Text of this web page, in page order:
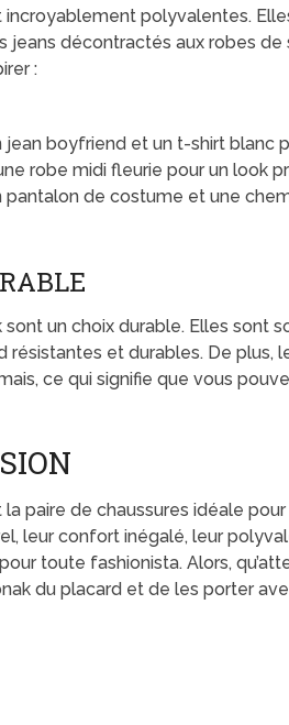
incroyablement polyvalentes.
jeans décontractés aux robes de
:
jean boyfriend et un t-shirt blanc
robe midi fleurie pour un look
pantalon de costume et une
sont un choix durable. Elles sont
résistantes et durables. De plus,
ce qui signifie que vous
la paire de chaussures idéale
leur confort inégalé, leur
toute fashionista. Alors,
du placard et de les porter